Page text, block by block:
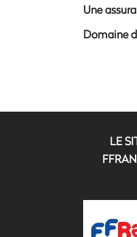
Une
Domaine
LE